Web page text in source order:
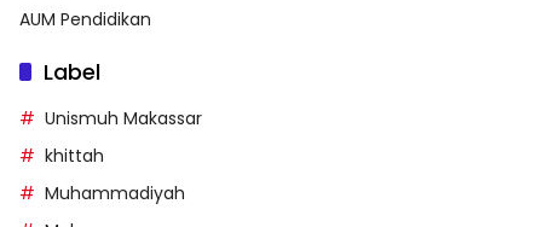
AUM Pendidikan
Label
Unismuh Makassar
khittah
Muhammadiyah